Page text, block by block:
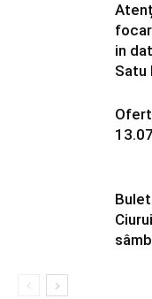
in
Satu